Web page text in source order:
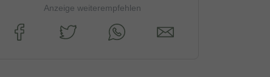
Anzeige weiterempfehlen